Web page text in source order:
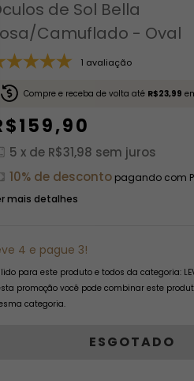
de Sol Bella
Camuflado - Oval
1 avaliação
Compre e receba de volta até R$23,99
5 x de R$31,98 sem juros
10% de descontopagando com
mais detalhes
4 e pague 3!
para este produto e todos da categoria:
promoção você pode combinar este
categoria.